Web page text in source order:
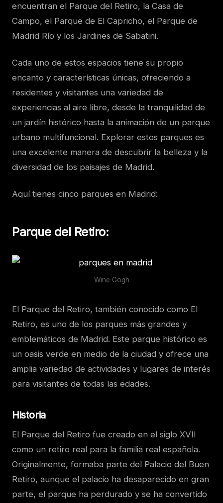
encuentran el Parque del Retiro, la Casa de
Campo, el Parque de El Capricho, el Parque de
Madrid Río y los Jardines de Sabatini.
Cada uno de estos espacios tiene su propio
encanto y características únicas, ofreciendo a
residentes y visitantes una variedad de
experiencias al aire libre, desde la tranquilidad de
un jardín histórico hasta la animación de un parque
urbano multifuncional. Explorar estos parques es
una excelente manera de descubrir la belleza y la
diversidad de los paisajes de Madrid.
Aquí tienes cinco parques en Madrid:
Parque del Retiro:
Wine Gogh
El Parque del Retiro, también conocido como El
Retiro, es uno de los parques más grandes y
emblemáticos de Madrid. Este parque histórico es
un oasis verde en medio de la ciudad y ofrece una
amplia variedad de actividades y lugares de interés
para visitantes de todas las edades.
Historia
El Parque del Retiro fue creado en el siglo XVII
como un retiro real para la familia real española.
Originalmente, formaba parte del Palacio del Buen
Retiro, aunque el palacio ha desaparecido en gran
parte, el parque ha perdurado y se ha convertido